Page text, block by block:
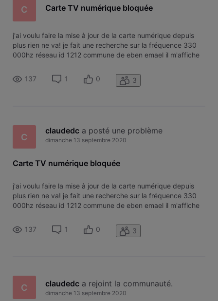
C Carte TV numérique bloquée
j'ai voulu faire la mise à jour de la carte numérique depuis
plus rien ne va! je fait une recherche sur la fréquence 330
000hz réseau id 1212 commune de eben emael il m'affiche
chaines!!!! Ma carte est elles toujours activée merci de
m'expl
137 1 0 3
C
claudedc a posté une problème
dimanche 13 septembre 2020
Carte TV numérique bloquée
j'ai voulu faire la mise à jour de la carte numérique depuis
plus rien ne va! je fait une recherche sur la fréquence 330
000hz réseau id 1212 commune de eben emael il m'affiche
chaines!!!! Ma carte est elles toujours activée merci de
m'expl
137 1 0 3
C claudedc a rejoint la communauté.
dimanche 13 septembre 2020